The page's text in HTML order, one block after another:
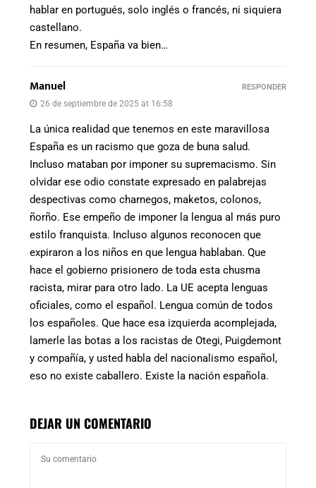
hablar en portugués, solo inglés o francés, ni siquiera
castellano.
En resumen, España va bien…
Manuel
26 de septiembre de 2025 at 16:58
La única realidad que tenemos en este maravillosa
España es un racismo que goza de buna salud.
Incluso mataban por imponer su supremacismo. Sin
olvidar ese odio constate expresado en palabrejas
despectivas como charnegos, maketos, colonos,
ñorño. Ese empeño de imponer la lengua al más puro
estilo franquista. Incluso algunos reconocen que
expiraron a los niños en que lengua hablaban. Que
hace el gobierno prisionero de toda esta chusma
racista, mirar para otro lado. La UE acepta lenguas
oficiales, como el español. Lengua común de todos
los españoles. Que hace esa izquierda acomplejada,
lamerle las botas a los racistas de Otegi, Puigdemont
y compañía, y usted habla del nacionalismo español,
eso no existe caballero. Existe la nación española.
RESPONDER
DEJAR UN COMENTARIO